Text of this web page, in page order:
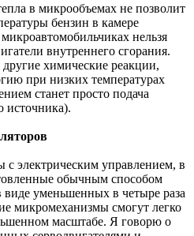
в микрообъемах не позволит
бензин в камере
нельзя
внутреннего сгорания.
химические реакции,
при низких температурах
станет просто подача
источника).
электрическим управлением, в
обычным способом
уменьшенных в четыре раза
микромеханизмы смогут легко
масштабе. Я говорю о